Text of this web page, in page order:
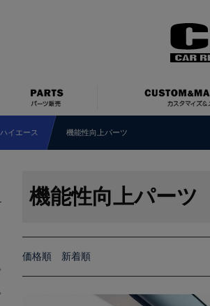
ハイエース 機能性向上パーツ
機能性向上パーツ
価格順 新着順